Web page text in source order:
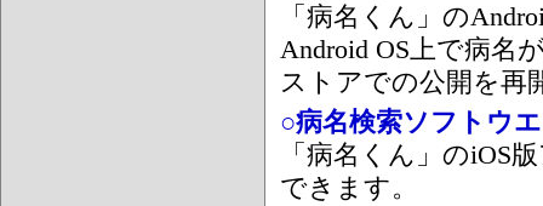
「病名くん」の
Android OS上で病名
ストアでの公開を再
○病名検索ソフトウ
「病名くん」のiOS
できます。